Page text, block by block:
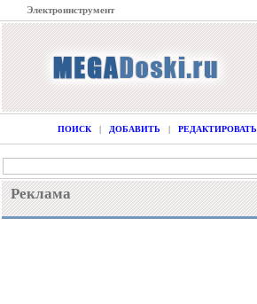
Электроинструмент
ПОИСК | ДОБАВИТЬ | РЕДАКТИРОВАТЬ
Реклама